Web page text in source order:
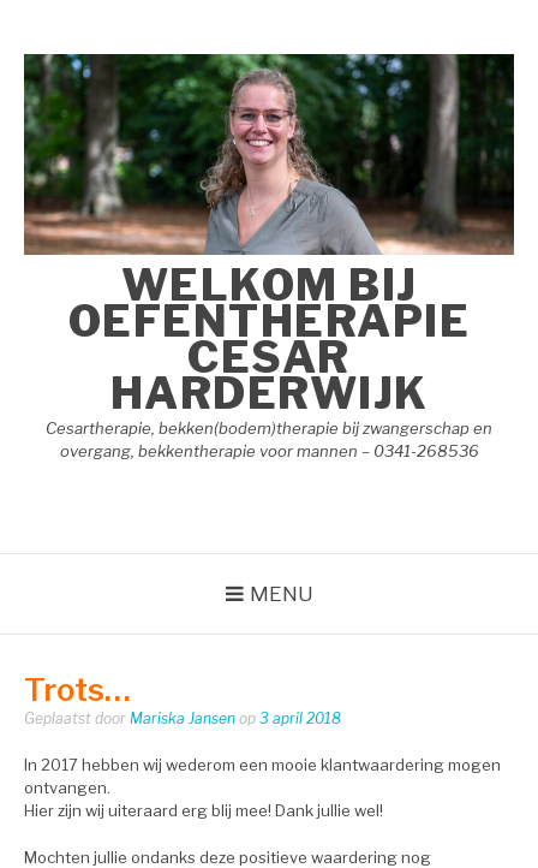
inhoud
springen
WELKOM BIJ
OEFENTHERAPIE
CESAR
HARDERWIJK
Cesartherapie, bekken(bodem)therapie bij zwangerschap en
overgang, bekkentherapie voor mannen – 0341-268536
MENU
Trots…
Geplaatst door Mariska Jansen op 3 april 2018
In 2017 hebben wij wederom een mooie klantwaardering mogen
ontvangen.
Hier zijn wij uiteraard erg blij mee! Dank jullie wel!
Mochten jullie ondanks deze positieve waardering nog